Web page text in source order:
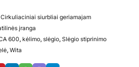
Cirkuliaciniai siurbliai geriamajam
įranga
600, kėlimo, slėgio, Slėgio stiprinimo
, Wita